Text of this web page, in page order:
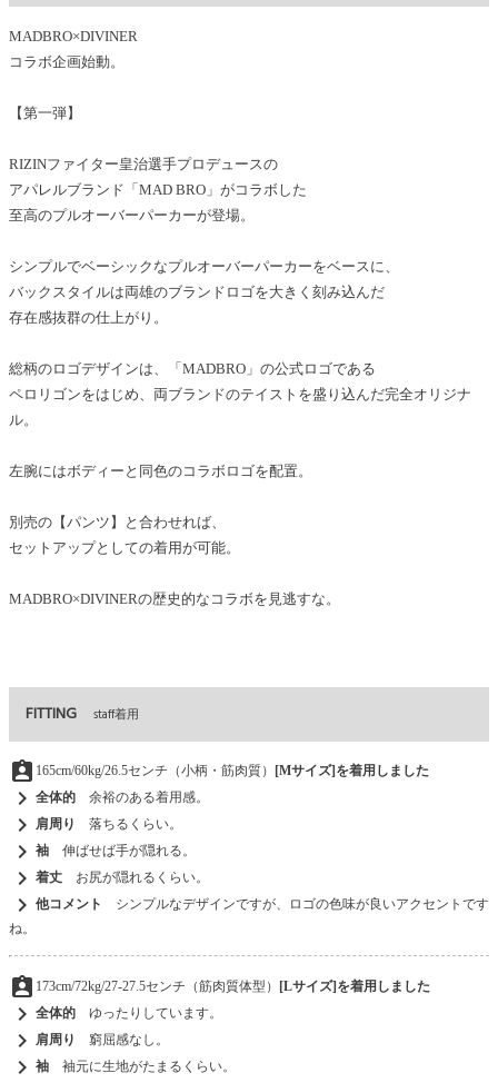
MADBRO×DIVINER
コラボ企画始動。
【第一弾】
RIZINファイター皇治選手プロデュースの
アパレルブランド「MAD BRO」がコラボした
至高のプルオーバーパーカーが登場。
シンプルでベーシックなプルオーバーパーカーをベースに、
バックスタイルは両雄のブランドロゴを大きく刻み込んだ
存在感抜群の仕上がり。
総柄のロゴデザインは、「MADBRO」の公式ロゴである
ペロリゴンをはじめ、両ブランドのテイストを盛り込んだ完全オリジナ
ル。
左腕にはボディーと同色のコラボロゴを配置。
別売の【パンツ】と合わせれば、
セットアップとしての着用が可能。
MADBRO×DIVINERの歴史的なコラボを見逃すな。
FITTING staff着用
assignment_ind 165cm/60kg/26.5センチ（小柄・筋肉質） [Mサイズ]を着用しました
chevron_right 全体的 余裕のある着用感。
chevron_right 肩周り 落ちるくらい。
chevron_right 袖 伸ばせば手が隠れる。
chevron_right 着丈 お尻が隠れるくらい。
chevron_right 他コメント シンプルなデザインですが、ロゴの色味が良いアクセントです
ね。
assignment_ind 173cm/72kg/27-27.5センチ（筋肉質体型） [Lサイズ]を着用しました
chevron_right 全体的 ゆったりしています。
chevron_right 肩周り 窮屈感なし。
chevron_right 袖 袖元に生地がたまるくらい。